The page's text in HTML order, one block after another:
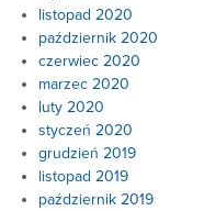
listopad 2020
październik 2020
czerwiec 2020
marzec 2020
luty 2020
styczeń 2020
grudzień 2019
listopad 2019
październik 2019